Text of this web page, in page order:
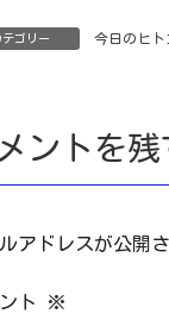
テゴリー 今日のヒト
ントを残
アドレスが公開
ト ※